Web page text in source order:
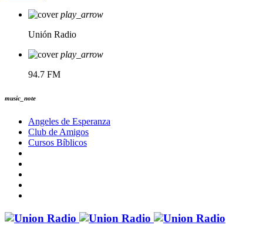
play_arrow
Unión Radio
play_arrow
94.7 FM
music_note
Angeles de Esperanza
Club de Amigos
Cursos Bíblicos